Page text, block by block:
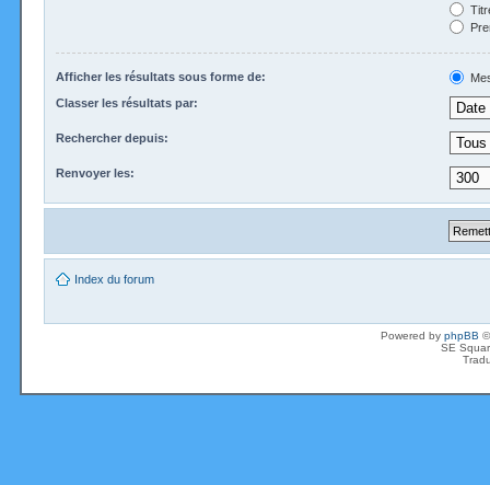
Afficher les résultats sous forme de:
Classer les résultats par:
Rechercher depuis:
Renvoyer les:
Index du forum
Powered by phpBB
SE